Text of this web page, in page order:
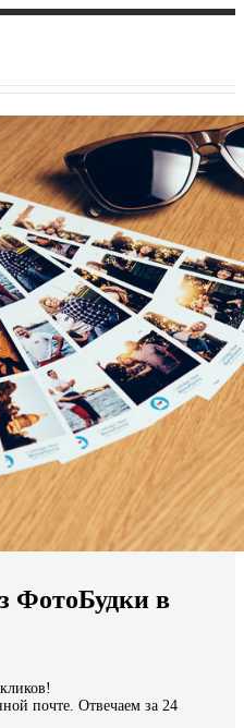
ФотоБудки в
почте. Отвечаем за 24